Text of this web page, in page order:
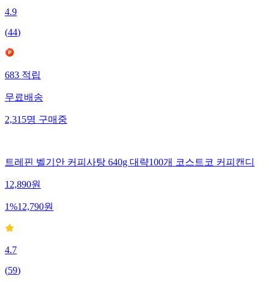
4.9
(44)
683적립
무료배송
2,315명구매중
트레핀 벨기안 커피사탕 640g 대략100개 코스트코 커피캔디
12,890원
1%12,790원
4.7
(59)